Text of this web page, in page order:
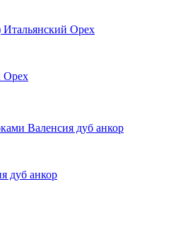
Орех
дуб анкор